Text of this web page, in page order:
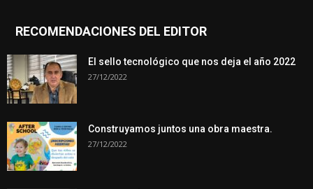
RECOMENDACIONES DEL EDITOR
El sello tecnológico que nos deja el año 2022
27/12/2022
Construyamos juntos una obra maestra.
27/12/2022